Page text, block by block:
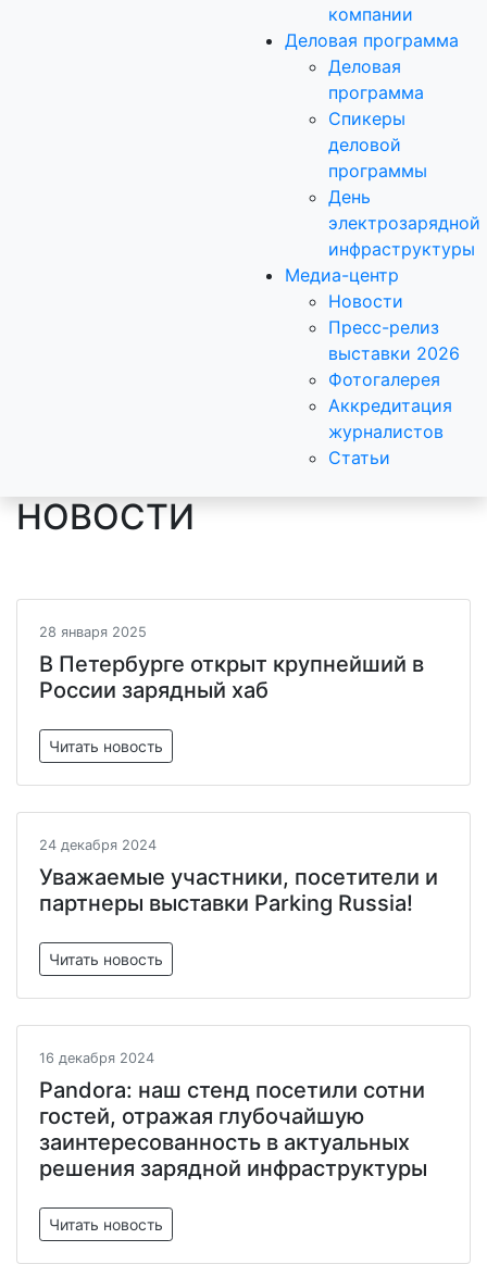
компании
Деловая программа
Деловая
программа
Спикеры
деловой
программы
День
электрозарядной
инфраструктуры
Медиа-центр
Новости
Пресс-релиз
выставки 2026
Фотогалерея
Аккредитация
журналистов
Статьи
НОВОСТИ
28 января 2025
В Петербурге открыт крупнейший в
России зарядный хаб
Читать новость
24 декабря 2024
Уважаемые участники, посетители и
партнеры выставки Parking Russia!
Читать новость
16 декабря 2024
Pandora: наш стенд посетили сотни
гостей, отражая глубочайшую
заинтересованность в актуальных
решения зарядной инфраструктуры
Читать новость